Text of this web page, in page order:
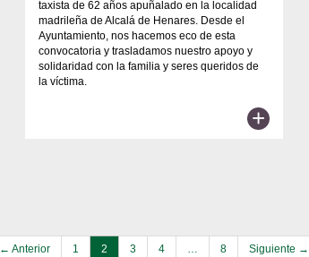
taxista de 62 años apuñalado en la localidad
madrileña de Alcalá de Henares. Desde el
Ayuntamiento, nos hacemos eco de esta
convocatoria y trasladamos nuestro apoyo y
solidaridad con la familia y seres queridos de
la víctima.
+
← Anterior 1 2 3 4 … 8 Siguiente →